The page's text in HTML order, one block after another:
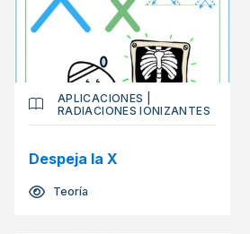
APLICACIONES
RADIACIONES IONIZANTES
Despeja la X
Teoría